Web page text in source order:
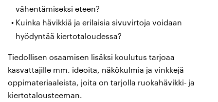
vähentämiseksi eteen?
Kuinka hävikkiä ja erilaisia sivuvirtoja voidaan
hyödyntää kiertotaloudessa?
Tiedollisen osaamisen lisäksi koulutus tarjoaa
kasvattajille mm. ideoita, näkökulmia ja vinkkejä
oppimateriaaleista, joita on tarjolla ruokahävikki- ja
kiertotalousteeman.